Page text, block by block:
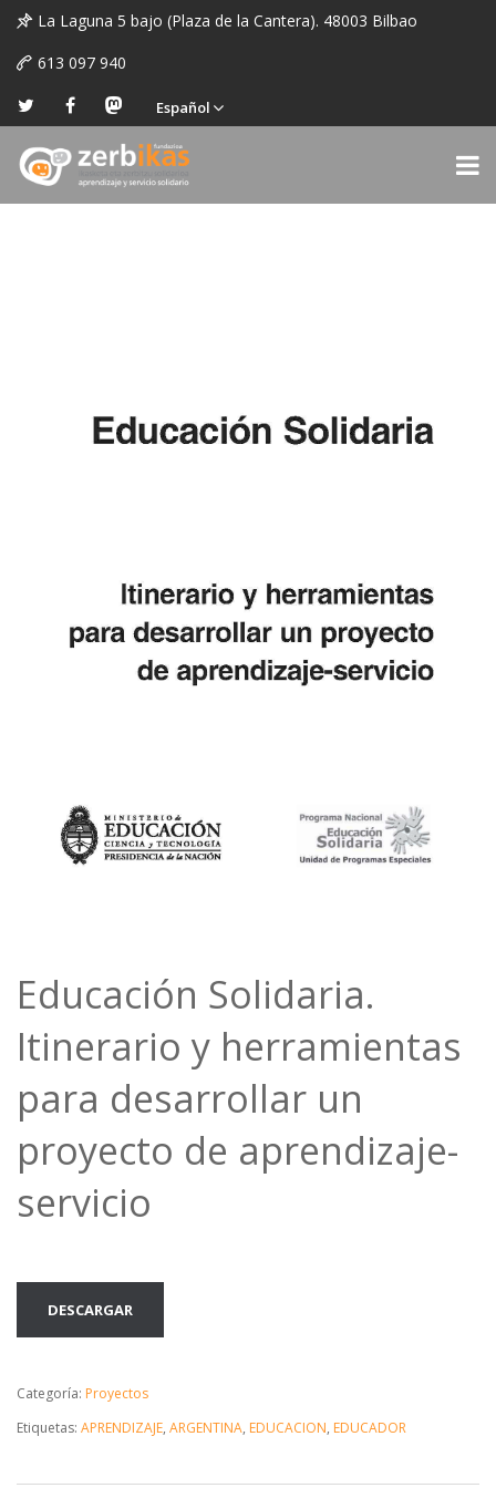
La Laguna 5 bajo (Plaza de la Cantera). 48003 Bilbao
613 097 940
Español
Educación Solidaria.
Itinerario y herramientas
para desarrollar un
proyecto de aprendizaje-
servicio
DESCARGAR
Categoría: Proyectos
Etiquetas: APRENDIZAJE, ARGENTINA, EDUCACION, EDUCADOR